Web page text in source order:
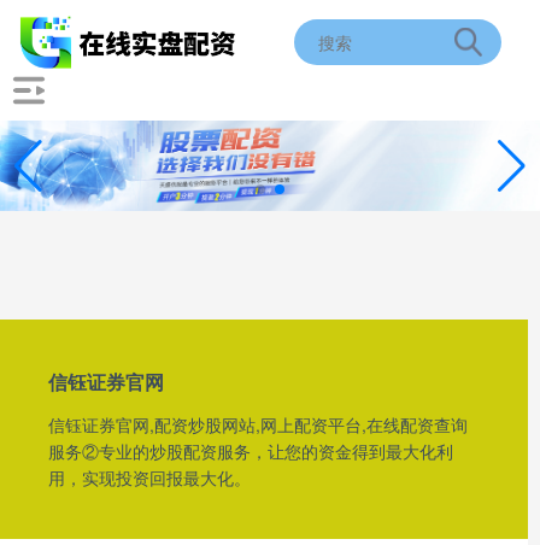
信钰证券官网
信钰证券官网,配资炒股网站,网上配资平台,在线配资查询
服务②专业的炒股配资服务，让您的资金得到最大化利
用，实现投资回报最大化。